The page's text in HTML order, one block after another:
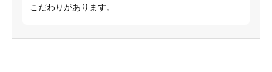
こだわりがあります。